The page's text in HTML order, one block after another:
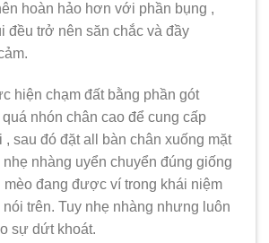
hoàn hảo hơn với phần bụng ,
đều trở nên săn chắc và đầy
hiện chạm đất bằng phần gót
nhón chân cao để cung cấp
, sau đó đặt all bàn chân xuống mặt
nhàng uyển chuyển đúng giống
mèo đang được ví trong khái niệm
trên. Tuy nhẹ nhàng nhưng luôn
sự dứt khoát.